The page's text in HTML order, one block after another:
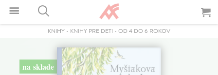
KNIHY - KNIHY PRE DETI - OD 4 DO 6 ROKOV
na sklade